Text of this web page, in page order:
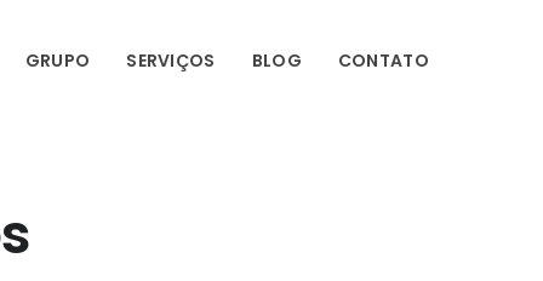
GRUPO SERVIÇOS BLOG CONTATO